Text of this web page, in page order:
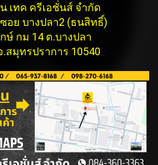
เทค ครีเอชั่นส์ จำกัด
อย บางปลา2 (ธนสิทธิ์)
ษ์ กม 14 ต.บางปลา
.สมุทรปราการ 10540